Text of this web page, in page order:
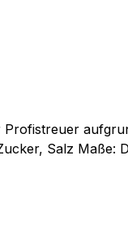
Salz Maße: